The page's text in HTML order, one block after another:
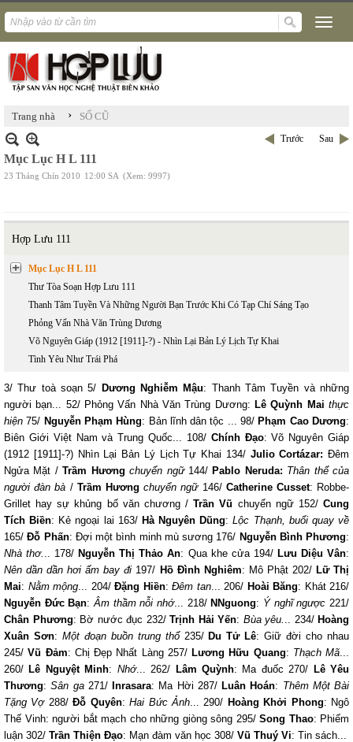
Trang nhà › SỐ CŨ
Trước Sau
Mục Lục H L 111
23 Tháng Chín 2010 12:00 SA (Xem: 9997)
Hợp Lưu 111
Mục Lục H L 111
Thư Tòa Soạn Hợp Lưu 111
Thanh Tâm Tuyền Và Những Người Bạn Trước Khi Có Tạp Chí Sáng Tạo
Phỏng Vấn Nhà Văn Trùng Dương
Võ Nguyên Giáp (1912 [1911]-?) - Nhìn Lại Bản Lý Lịch Tự Khai
Tình Yêu Như Trái Phá
3/ Thư toà soạn 5/ Dương Nghiễm Mậu: Thanh Tâm Tuyền và những
người bạn... 52/ Phỏng Vấn Nhà Văn Trùng Dương: Lê Quỳnh Mai thực
hiện 75/ Nguyễn Phạm Hùng: Bản lĩnh dân tộc ... 98/ Phạm Cao Dương:
Biên Giới Việt Nam và Trung Quốc... 108/ Chính Đạo: Võ Nguyên Giáp
(1912 [1911]-?) Nhìn Lại Bản Lý Lịch Tự Khai 134/Julio Cortázar: Đêm
Ngửa Mặt /Trầm Hương chuyển ngữ144/ Pablo Neruda: Thân thể của
người đàn bà / Trầm Hương chuyển ngữ 146/ Catherine Cusset: Robbe-
Grillet hay sự khủng bố văn chương /Trần Vũ chuyển ngữ 152/Cung
Tích Biền: Kẻ ngoại lai 163/Hà Nguyên Dũng: Lộc Thạnh, buổi quay về
165/Đỗ Phấn: Đợi một bình minh mù sương 176/ Nguyễn Bình Phương:
Nhà thơ. .. 178/ Nguyễn Thị Thảo An: Qua khe cửa 194/ Lưu Diệu Vân:
Nên dần dần hơi ấm bay đi 197/ Hồ Đình Nghiêm: Mô Phật 202/ Lữ Thị
Mai: Nằm mộng... 204/ Đặng Hiền: Đêm tan... 206/ Hoài Băng: Khát 216/
Nguyễn Đức Bạn:Âm thầm nỗi nhớ... 218/ NNguong: Ý nghĩ ngược 221/
Chân Phương: Bờ nước đục 232/ Trịnh Hải Yến: Bùa yêu. .. 234/ Hoàng
Xuân Sơn: Một đoạn buồn trung thổ235/ Du Tử Lê: Giữ đời cho nhau
245/Vũ Đảm: Chị Đẹp Nhất Làng 257/ Lương Hữu Quang: Thạch Mã...
260/ Lê Nguyệt Minh: Nhớ... 262/ Lâm Quỳnh: Ma đuốc 270/ Lê Yêu
Thương:Sân ga 271/ Inrasara: Ma Hời 287/ Luân Hoán: Thêm Một Bài
Tặng Vợ288/Đỗ Quyên:Hai Bức Ảnh... 290/ Hoàng Khởi Phong: Ngô
Thế Vinh: người bắt mạch cho những giòng sông 295/ Song Thao: Phiếm
luận 302/ Trần Thiện Đạo: Mạn đàm văn học 308/ Vũ Thuý Vi: Tin sách...